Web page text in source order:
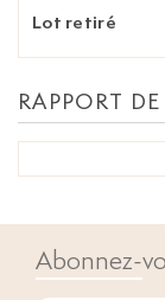
Lot retiré
RAPPORT
Abonnez-